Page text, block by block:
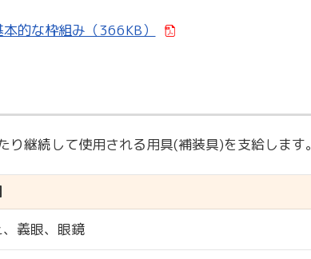
的な枠組み（366KB）
り継続して使用される用具(補装具)を支給します
義眼、眼鏡